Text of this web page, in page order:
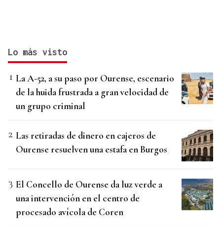
Lo más visto
La A-52, a su paso por Ourense, escenario
de la huida frustrada a gran velocidad de
un grupo criminal
Las retiradas de dinero en cajeros de
Ourense resuelven una estafa en Burgos
El Concello de Ourense da luz verde a
una intervención en el centro de
procesado avícola de Coren